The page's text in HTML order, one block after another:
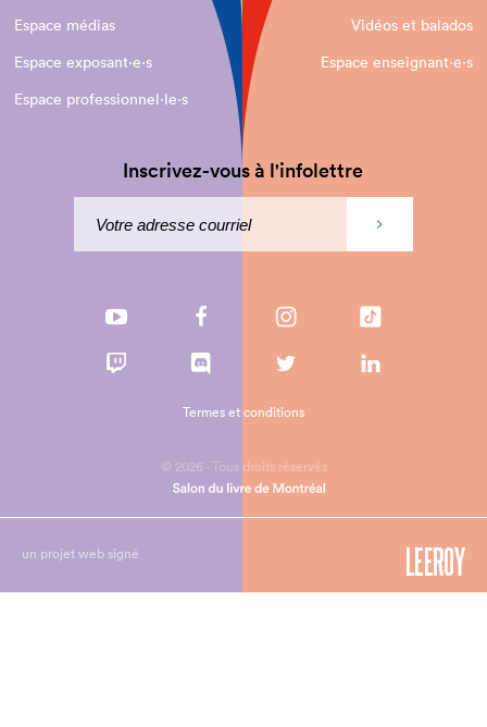
Espace médias
Vidéos et balados
Espace exposant·e⋅s
Espace enseignant·e⋅s
Espace professionnel·le⋅s
Inscrivez-vous à l'infolettre
© 2026 - Tous droits réservés
Termes et conditions
un projet web signé